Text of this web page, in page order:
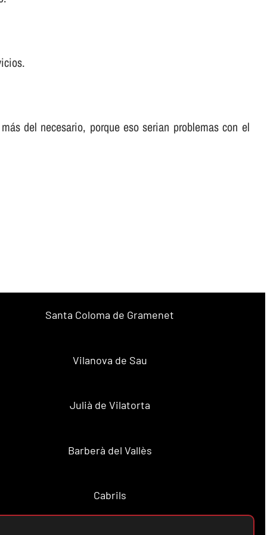
del necesario, porque eso serian problemas con el
Santa Coloma de Gramenet
Vilanova de Sau
Julià de Vilatorta
Barberà del Vallès
Cabrils